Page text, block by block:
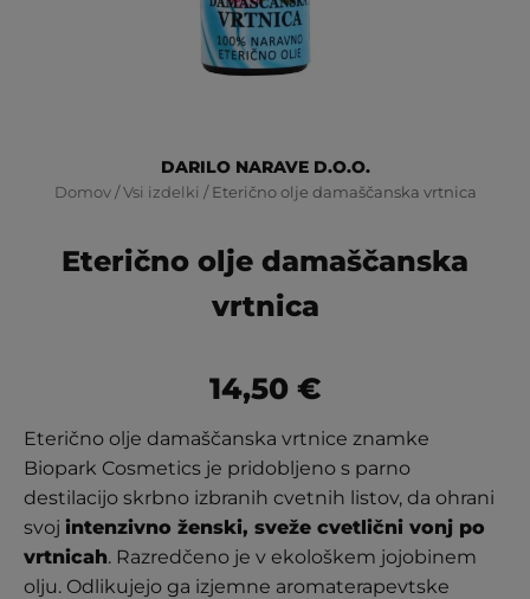
DARILO NARAVE D.O.O.
Domov/Vsi izdelki / Eterično olje damaščanska vrtnica
Eterično olje damaščanska
vrtnica
14,50 €
Eterično olje damaščanska vrtnice znamke
Biopark Cosmetics je pridobljeno s parno
destilacijo skrbno izbranih cvetnih listov, da ohrani
svoj intenzivno ženski, sveže cvetlični vonj po
vrtnicah. Razredčeno je v ekološkem jojobinem
olju. Odlikujejo ga izjemne aromaterapevtske